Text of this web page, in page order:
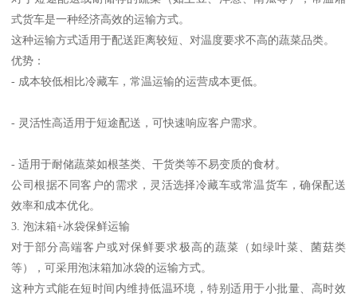
式货车是一种经济高效的运输方式。
这种运输方式适用于配送距离较短、对温度要求不高的蔬菜品类。
优势：
- 成本较低相比冷藏车，常温运输的运营成本更低。
- 灵活性高适用于短途配送，可快速响应客户需求。
- 适用于耐储蔬菜如根茎类、干货类等不易变质的食材。
公司根据不同客户的需求，灵活选择冷藏车或常温货车，确保配送
效率和成本优化。
3. 泡沫箱+冰袋保鲜运输
对于部分高端客户或对保鲜要求极高的蔬菜（如绿叶菜、菌菇类
等），可采用泡沫箱加冰袋的运输方式。
这种方式能在短时间内维持低温环境，特别适用于小批量、高时效